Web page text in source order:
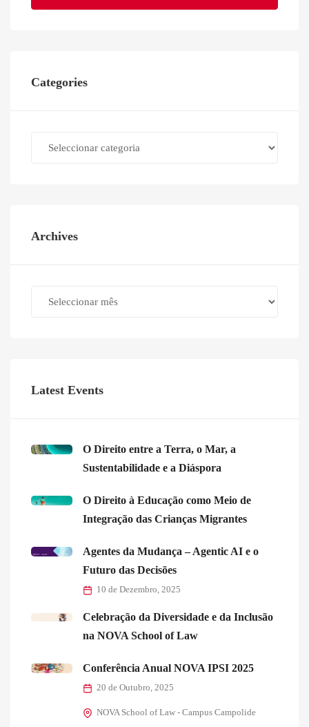
Categories
Archives
Latest Events
O Direito entre a Terra, o Mar, a
Sustentabilidade e a Diáspora
O Direito à Educação como Meio de
Integração das Crianças Migrantes
Agentes da Mudança – Agentic AI e o
Futuro das Decisões
10 de Dezembro, 2025
Celebração da Diversidade e da Inclusão
na NOVA School of Law
Conferência Anual NOVA IPSI 2025
20 de Outubro, 2025
NOVA School of Law - Campus Campolide